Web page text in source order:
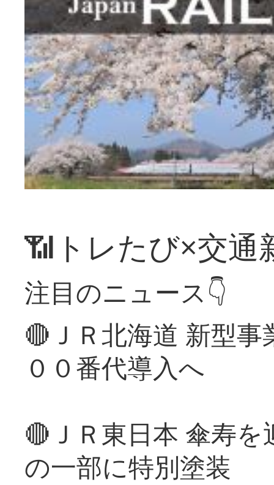
📶トレたび×交通
注目のニュース👇
🔴ＪＲ北海道 新型
００番代導入へ
🔴ＪＲ東日本 傘寿
の一部に特別塗装